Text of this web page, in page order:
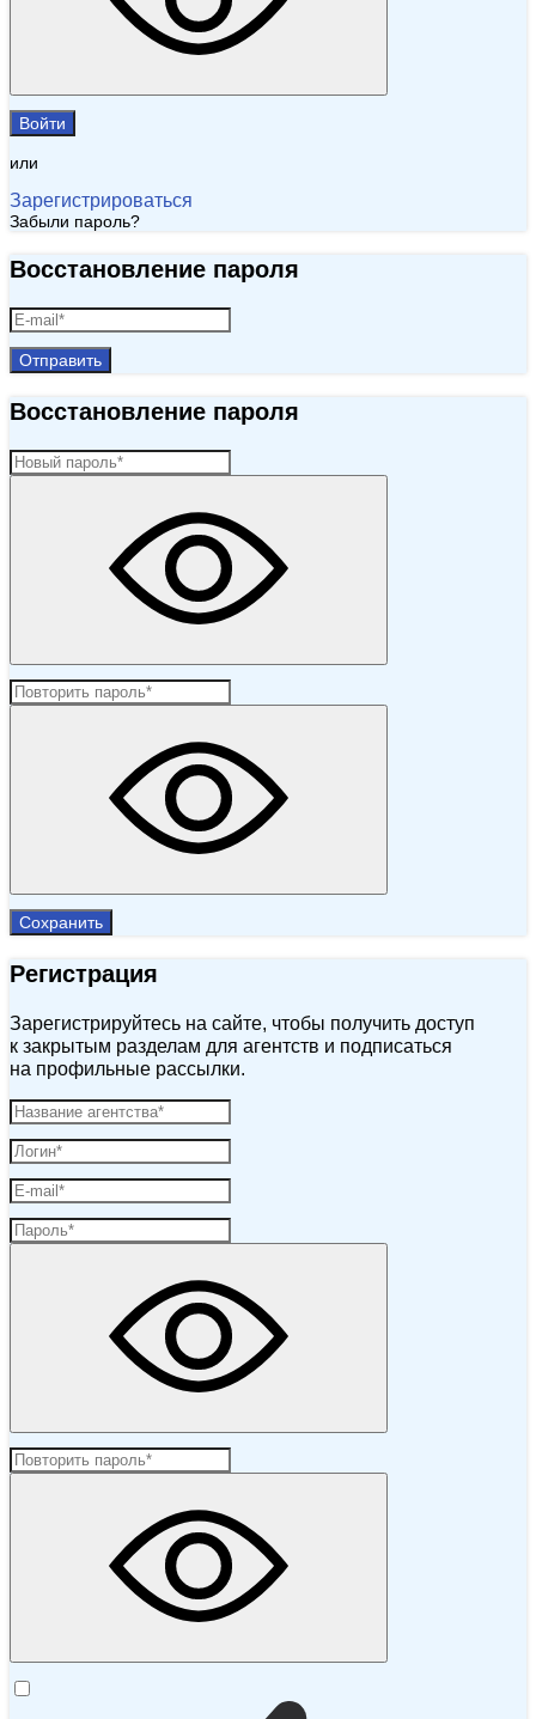
Войти
или
Зарегистрироваться
Забыли пароль?
Восстановление пароля
Отправить
Восстановление пароля
Сохранить
Регистрация
Зарегистрируйтесь на сайте, чтобы получить доступ
к закрытым разделам для агентств и подписаться
на профильные рассылки.